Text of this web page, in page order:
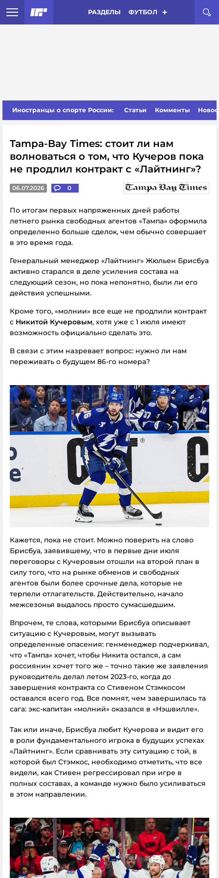
РАЗДЕЛЫ ФУТБОЛ
Иностранцы о спорте России: Статьи Комменты
Tampa-Bay Times: стоит ли нам
волноваться о том, что Кучеров пока
не продлил контракт с «Лайтнинг»?
06.07.2026 0
По итогам первых напряженных дней работы
летнего рынка свободных агентов «Тампа» оформила
определенно больше сделок, чем обычно совершает
в это время года.
Генеральный менеджер «Лайтнинг» Жюльен Брисбуа
активно старался в деле усиления состава на
следующий сезон, но пока непонятно, были ли его
действия успешными.
Кроме того, «молнии» все еще не продлили контракт
с Никитой Кучеровым, хотя уже с 1 июля имеют
возможность официально сделать это.
В связи с этим назревает вопрос: нужно ли нам
переживать о будущем 86-го номера?
Кажется, пока не стоит. Можно поверить на слово
Брисбуа, заявившему, что в первые дни июля
переговоры с Кучеровым отошли на второй план в
силу того, что на рынке обменов и свободных
агентов были более срочные дела, которые не
терпели отлагательств. Действительно, начало
межсезонья выдалось просто сумасшедшим.
Впрочем, те слова, которыми Брисбуа описывает
ситуацию с Кучеровым, могут вызывать
определенные опасения: генменеджер подчеркивал,
что «Тампа» хочет, чтобы Никита остался, а сам
россиянин хочет того же – точно такие же заявления
руководитель делал летом 2023-го, когда до
завершения контракта со Стивеном Стэмкосом
оставался всего год. Все помнят, чем завершилась та
сага: экс-капитан «молний» оказался в «Нэшвилле».
Так или иначе, Брисбуа любит Кучерова и видит его
в роли фундаментального игрока в будущих успехах
«Лайтнинг». Если сравнивать эту ситуацию с той, в
которой был Стэмкос, необходимо отметить, что все
видели, как Стивен регрессировал при игре в
полных составах, а команде нужно было усиливаться
в этом направлении.